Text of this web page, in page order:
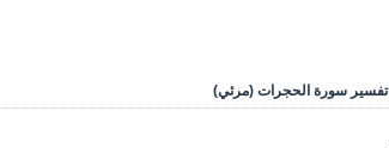
تفسير سورة الحجرات (مرئي)